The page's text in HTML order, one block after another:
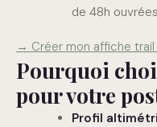
de 48h
→ Créer mon affiche
Pourquoi
pour votre
Profil